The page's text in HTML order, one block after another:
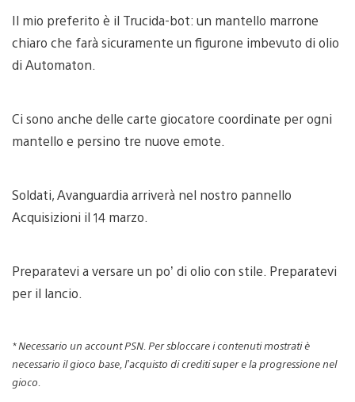
Il mio preferito è il Trucida-bot: un mantello marrone
chiaro che farà sicuramente un figurone imbevuto di olio
di Automaton.
Ci sono anche delle carte giocatore coordinate per ogni
mantello e persino tre nuove emote.
Soldati, Avanguardia arriverà nel nostro pannello
Acquisizioni il 14 marzo.
Preparatevi a versare un po’ di olio con stile. Preparatevi
per il lancio.
* Necessario un account PSN. Per sbloccare i contenuti mostrati è
necessario il gioco base, l’acquisto di crediti super e la progressione nel
gioco.